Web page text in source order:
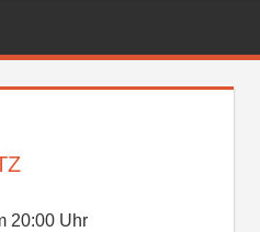
FEUERWEHR
20:00 Uhr